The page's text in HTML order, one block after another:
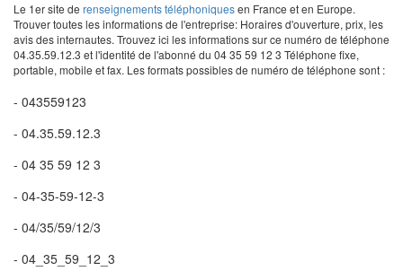
Le 1er site de renseignements téléphoniquesen France et en Europe.
Trouver toutes les informations de l'entreprise: Horaires d'ouverture, prix, les
avis des internautes. Trouvez ici les informations sur ce numéro de téléphone
04.35.59.12.3 et l'identité de l'abonné du 04 35 59 12 3 Téléphone fixe,
portable, mobile et fax. Les formats possibles de numéro de téléphone sont :
- 043559123
- 04.35.59.12.3
- 04 35 59 12 3
- 04-35-59-12-3
- 04/35/59/12/3
- 04_35_59_12_3